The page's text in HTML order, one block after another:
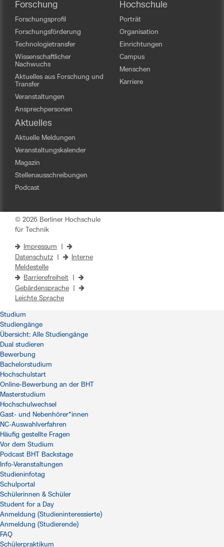
Forschung
Forschungsprofil
Forschungsförderung
Technologietransfer
Wissenschaftlicher
Nachwuchs
Aktuelles aus Forschung und
Transfer
Veranstaltungen
Ansprechpersonen
Hochschule
Porträt
Organisation
Einrichtungen
Campus
Menschen
Karriere
Aktuelles
Aktuelle Meldungen
Veranstaltungskalender
Magazin
Stellenausschreibungen
Podcast
© 2026 Berliner Hochschule
für Technik
Impressum
Datenschutz
Interne
Meldestelle
Barrierefreiheit
Gebärdensprache
Leichte Sprache
Studium
Studiengänge
Übersicht: Alle Studiengänge
Dual studieren
Bewerbung
Bachelorstudium
Hochschulstart
Online-Bewerbung an der BHT
Masterstudium
Hochschulwechsel
Gast- und Nebenhörer*innen
NC-Auswahlverfahren
Häufig gestellte Fragen
Vor dem Studium
Podcast BHT Backstage
Info-Veranstaltungen
Studieninfotag
Schulportal
Schülerinnen & Schüler
Student for a Day
Anmeldung (Studieninteressierte)
Anmeldung (Studierende)
FAQ
Schülerpraktikum